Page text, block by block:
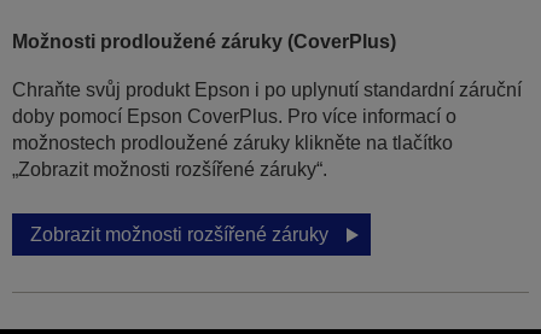
Možnosti prodloužené záruky (CoverPlus)
Chraňte svůj produkt Epson i po uplynutí standardní záruční
doby pomocí Epson CoverPlus. Pro více informací o
možnostech prodloužené záruky klikněte na tlačítko
„Zobrazit možnosti rozšířené záruky“.
Zobrazit možnosti rozšířené záruky